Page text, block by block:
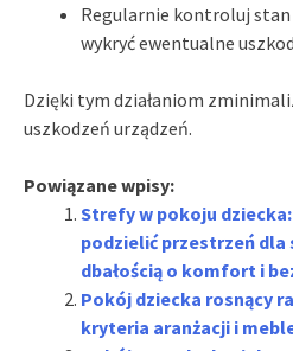
Regularnie kontroluj stan
wykryć ewentualne
Dzięki tym działaniom
uszkodzeń urządzeń.
Powiązane wpisy:
Strefy w pokoju
podzielić przestrzeń dla
dbałością o komfort i
Pokój dziecka rosnący
kryteria aranżacji i